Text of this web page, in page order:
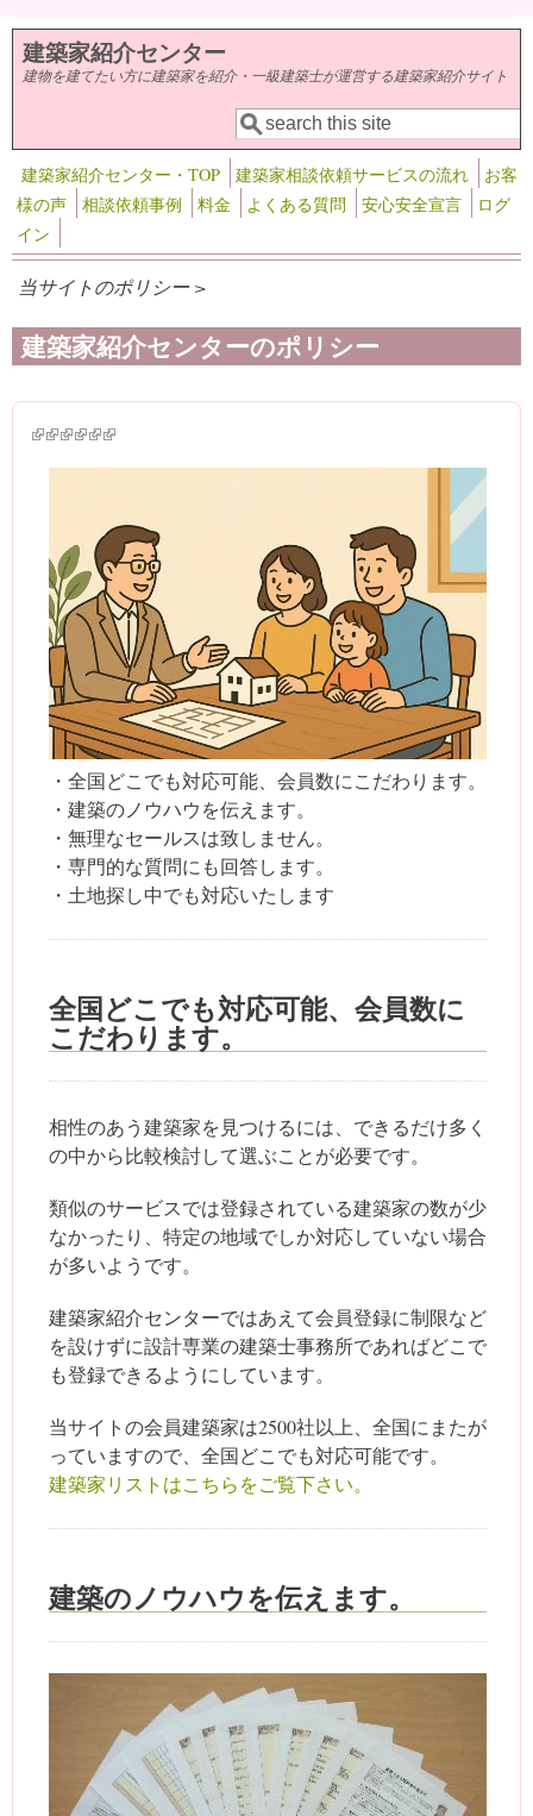
メインコンテンツに移動
建築家紹介センター
建物を建てたい方に建築家を紹介・一級建築士が運営する建築家紹介サイト
検索フォーム
検索
建築家紹介センター・TOP 建築家相談依頼サービスの流れ
お客
様の声
相談依頼事例 料金 よくある質問 安心安全宣言
ログ
イン
当サイトのポリシー >
建築家紹介センターのポリシー
(link is external)
(link is external)
(link is external)
(link is external)
(link is external)
(link is external)
・全国どこでも対応可能、会員数にこだわります。
・建築のノウハウを伝えます。
・無理なセールスは致しません。
・専門的な質問にも回答します。
・土地探し中でも対応いたします
全国どこでも対応可能、会員数に
こだわります。
相性のあう建築家を見つけるには、できるだけ多く
の中から比較検討して選ぶことが必要です。
類似のサービスでは登録されている建築家の数が少
なかったり、特定の地域でしか対応していない場合
が多いようです。
建築家紹介センターではあえて会員登録に制限など
を設けずに設計専業の建築士事務所であればどこで
も登録できるようにしています。
当サイトの会員建築家は2500社以上、全国にまたが
っていますので、全国どこでも対応可能です。
建築家リストはこちらをご覧下さい。
建築のノウハウを伝えます。